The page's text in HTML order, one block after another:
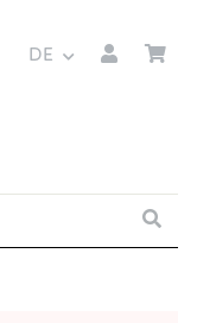
DE